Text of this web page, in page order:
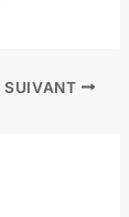
SUIVANT